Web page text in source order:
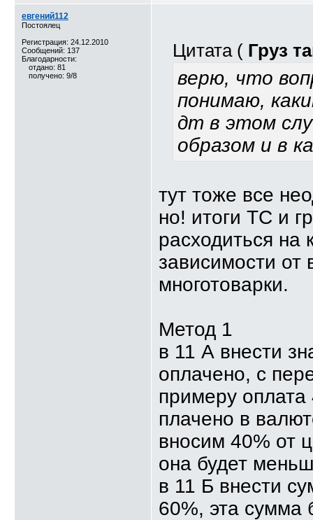
евгений112
Постоялец
Регистрация: 24.12.2010
Сообщений: 137
Благодарности:
отдано: 81
получено: 9/8
Цитата ( Груз
верю, что
понимаю,
дт в этом
образом и в
тут тоже все
но! итоги ТС и
расходиться на
зависимости
многотоварки.
Метод 1
в 11 А внести
оплачено, с
примеру оплата
плачено в
вносим 40% от
она будет
в 11 Б внести
60%, эта сумма